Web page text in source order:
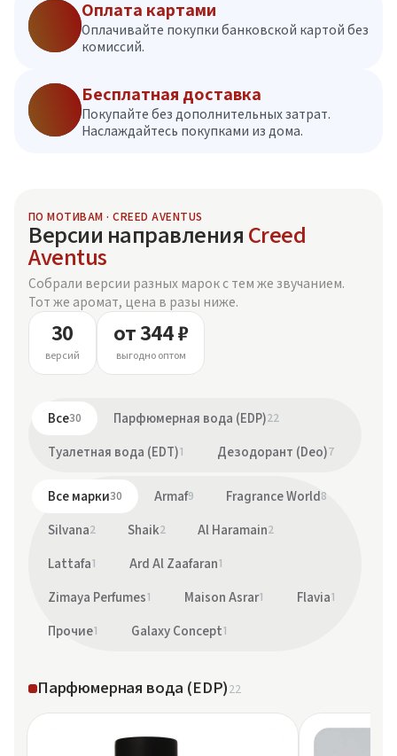
Оплата картами
Оплачивайте покупки банковской картой без
комиссий.
Бесплатная доставка
Покупайте без дополнительных затрат.
Наслаждайтесь покупками из дома.
ПО МОТИВАМ · CREED AVENTUS
Версии направления Creed
Aventus
Собрали версии разных марок с тем же звучанием.
Тот же аромат, цена в разы ниже.
30
версий
от 344 ₽
выгодно оптом
Все30 Парфюмерная вода (EDP)22
Туалетная вода (EDT)1 Дезодорант (Deo)7
Все марки30 Armaf9 Fragrance World 8
Silvana2 Shaik2 Al Haramain2
Lattafa1 Ard Al Zaafaran1
Zimaya Perfumes1 Maison Asrar1 Flavia1
Прочие1 Galaxy Concept1
Парфюмерная вода (EDP)22